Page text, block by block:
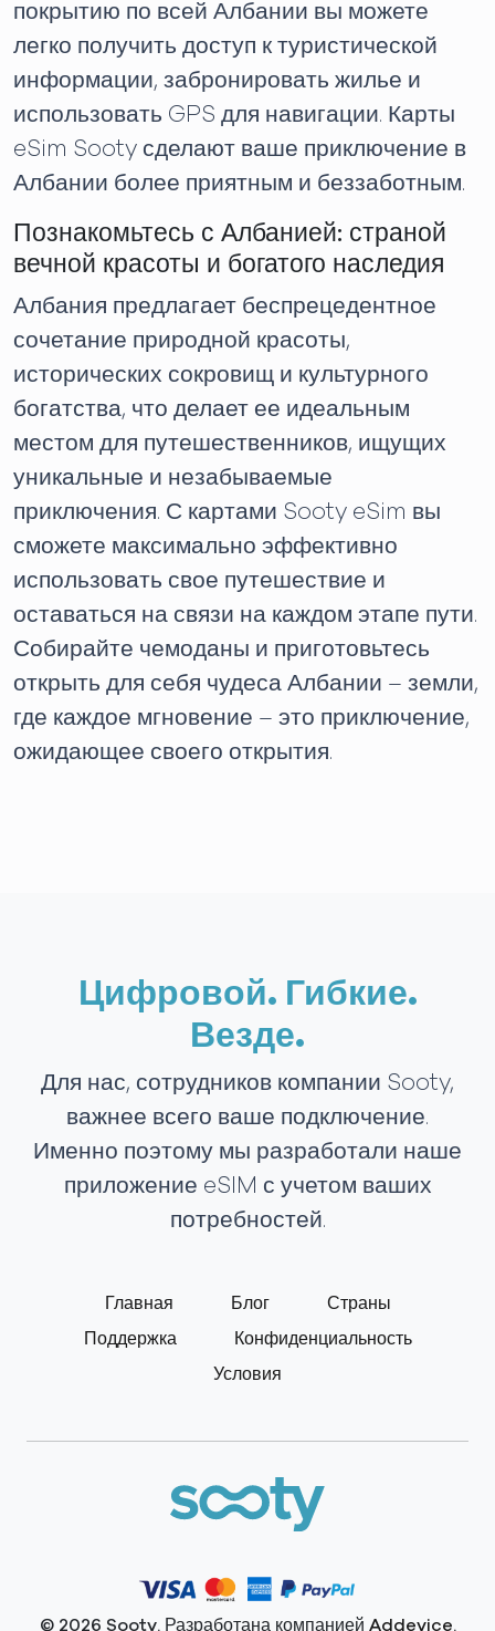
покрытию по всей Албании вы можете
легко получить доступ к туристической
информации, забронировать жилье и
использовать GPS для навигации. Карты
eSim Sooty сделают ваше приключение в
Албании более приятным и беззаботным.
Познакомьтесь с Албанией: страной
вечной красоты и богатого наследия
Албания предлагает беспрецедентное
сочетание природной красоты,
исторических сокровищ и культурного
богатства, что делает ее идеальным
местом для путешественников, ищущих
уникальные и незабываемые
приключения. С картами Sooty eSim вы
сможете максимально эффективно
использовать свое путешествие и
оставаться на связи на каждом этапе пути.
Собирайте чемоданы и приготовьтесь
открыть для себя чудеса Албании – земли,
где каждое мгновение – это приключение,
ожидающее своего открытия.
Цифровой. Гибкие.
Везде.
Для нас, сотрудников компании Sooty,
важнее всего ваше подключение.
Именно поэтому мы разработали наше
приложение eSIM с учетом ваших
потребностей.
Главная Блог
Страны
Поддержка
Конфиденциальность
Условия
© 2026 Sooty. Разработана компанией Addevice.